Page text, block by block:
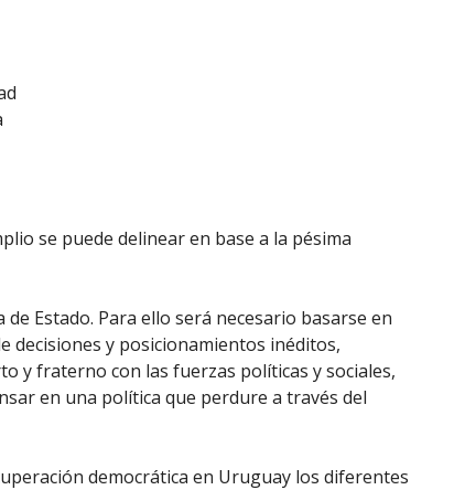
se puede delinear en base a la pésima
Estado. Para ello será necesario basarse en
decisiones y posicionamientos inéditos,
y fraterno con las fuerzas políticas y sociales,
en una política que perdure a través del
democrática en Uruguay los diferentes